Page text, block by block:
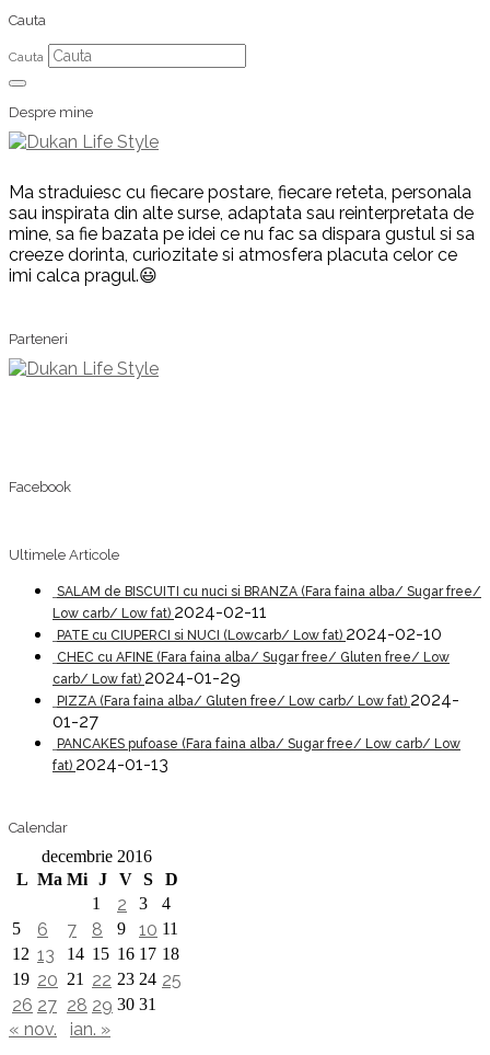
Cauta
Cauta
Despre mine
Ma straduiesc cu fiecare postare, fiecare reteta, personala
sau inspirata din alte surse, adaptata sau reinterpretata de
mine, sa fie bazata pe idei ce nu fac sa dispara gustul si sa
creeze dorinta, curiozitate si atmosfera placuta celor ce
imi calca pragul.😃
Parteneri
Facebook
Ultimele Articole
SALAM de BISCUITI cu nuci si BRANZA (Fara faina alba/ Sugar free/
Low carb/ Low fat) 2024-02-11
PATE cu CIUPERCI si NUCI (Lowcarb/ Low fat) 2024-02-10
CHEC cu AFINE (Fara faina alba/ Sugar free/ Gluten free/ Low
carb/ Low fat) 2024-01-29
PIZZA (Fara faina alba/ Gluten free/ Low carb/ Low fat) 2024-
01-27
PANCAKES pufoase (Fara faina alba/ Sugar free/ Low carb/ Low
fat) 2024-01-13
Calendar
decembrie 2016
L Ma Mi J V S
D
1
2 3
4
5
6 7 8 9 10 11
12 13 14 15 16 17 18
19 20 21 22 23 24 25
26 27 28 29 30 31
« nov. ian. »